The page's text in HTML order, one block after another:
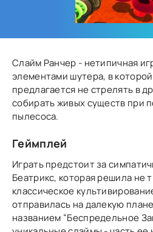
Слайм Ранчер - нетипичная
элементами шутера, в
предлагается не стрелять в
собирать живых существ при
пылесоса.
Геймплей
Играть предстоит за
Беатрикс, которая решила не
классическое
отправилась на далекую
названием “Беспредельное